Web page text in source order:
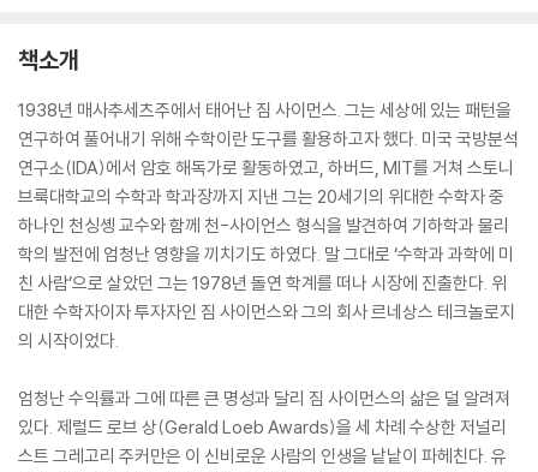
책소개
1938년 매사추세츠주에서 태어난 짐 사이먼스. 그는 세상에 있는 패턴을
연구하여 풀어내기 위해 수학이란 도구를 활용하고자 했다. 미국 국방분석
연구소(IDA)에서 암호 해독가로 활동하였고, 하버드, MIT를 거쳐 스토니
브룩대학교의 수학과 학과장까지 지낸 그는 20세기의 위대한 수학자 중
하나인 천싱솅 교수와 함께 천-사이언스 형식을 발견하여 기하학과 물리
학의 발전에 엄청난 영향을 끼치기도 하였다. 말 그대로 ‘수학과 과학에 미
친 사람’으로 살았던 그는 1978년 돌연 학계를 떠나 시장에 진출한다. 위
대한 수학자이자 투자자인 짐 사이먼스와 그의 회사 르네상스 테크놀로지
의 시작이었다.
엄청난 수익률과 그에 따른 큰 명성과 달리 짐 사이먼스의 삶은 덜 알려져
있다. 제럴드 로브 상(Gerald Loeb Awards)을 세 차례 수상한 저널리
스트 그레고리 주커만은 이 신비로운 사람의 인생을 낱낱이 파헤친다. 유